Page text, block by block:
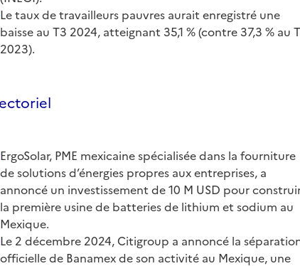
Le taux de travailleurs pauvres aurait enregistré une
baisse au T3 2024, atteignant 35,1 % (contre 37,3 % au
2023).
ErgoSolar, PME mexicaine spécialisée dans la fourniture
de solutions d’énergies propres aux entreprises, a
annoncé un investissement de 10 M USD pour
la première usine de batteries de lithium et sodium au
Mexique.
Le 2 décembre 2024, Citigroup a annoncé la
officielle de Banamex de son activité au Mexique, une